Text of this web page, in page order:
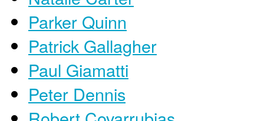
Parker Quinn
Patrick Gallagher
Paul Giamatti
Peter Dennis